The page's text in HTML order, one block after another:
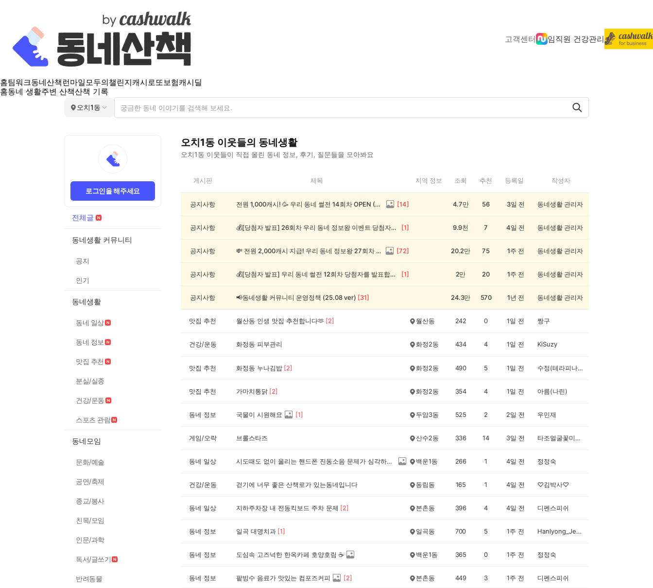
고객센터 임직원 건강관리
홈팀워크동네산책 런마일모두의챌린지캐시로또보험캐시딜
홈동네 생활주변 산책산책 기록
오치1동
로그인을 해주세요
전체글
동네생활 커뮤니티
공지
인기
동네생활
동네 일상
동네 정보
맛집 추천
분실/실종
건강/운동
스포츠 관람
동네모임
문화/예술
공연/축제
종교/봉사
친목/모임
인문/과학
독서/글쓰기
반려동물
오치1동 이웃들의 동네생활
오치1동 이웃들이 직접 올린 동네 정보, 후기, 질문들을 모아봐요
1
게시판 제목 지역 정보 조회 추천 등록일 작성자
공지사항 전원 1,000캐시! 🥳 우리 동네 썰전 14회차 OPEN (~8/17) [14] 4.7만 56 3일 전 동네생활 관리자
공지사항 💰[당첨자 발표] 26회차 우리 동네 정보왕 이벤트 당첨자를 발표합니다! [1] 9.9천 7 4일 전 동네생활 관리자
공지사항 💸 전원 2,000캐시 지급! 우리 동네 정보왕 27회차 (~8/10) [72] 20.2만 75 1주 전 동네생활 관리자
공지사항 💰[당첨자 발표] 우리 동네 썰전 12회차 당첨자를 발표합니다! [1] 2만 20 1주 전 동네생활 관리자
공지사항 📢동네생활 커뮤니티 운영정책 (25.08 ver) [31] 24.3만 570 1년 전 동네생활 관리자
맛집 추천 월산동 인생 맛집 추천합니다🫶 [2] 월산동 242 0 1일 전 짱구
건강/운동 화정동 피부관리 화정2동 434 4 1일 전 KiSuzy
맛집 추천 화정동 누나김밥 [2] 화정2동 490 5 1일 전 수정(테라피나린)
맛집 추천 가마치통닭 [2] 화정2동 354 4 1일 전 아름(나린)
동네 정보 국물이 시원해요 [1] 두암3동 525 2 2일 전 우민재
게임/오락 브롤스타즈 산수2동 336 14 3일 전 타조얼굴꽃미남차은우박보검상남자테토남
동네 일상 시도때도 없이 울리는 핸드폰 진동소음 문제가 심각하네요. 백운1동 266 1 4일 전 정정숙
건강/운동 걷기에 너무 좋은 산책로가 있는동네입니다 동림동 165 1 4일 전 ♡김박사♡
동네 일상 지하주차장 내 전동킥보드 주차 문제 [2] 본촌동 396 4 4일 전 디펜스피쉬
동네 정보 일곡 대명치과 [1] 일곡동 700 5 1주 전 Hanlyong_Jegal
동네 정보 도심속 고즈넉한 한옥카페 호양호림 ☕️ 백운1동 365 0 1주 전 정정숙
동네 정보 팥빙수 음료가 맛있는 컴포즈커피 [2] 본촌동 449 3 1주 전 디펜스피쉬